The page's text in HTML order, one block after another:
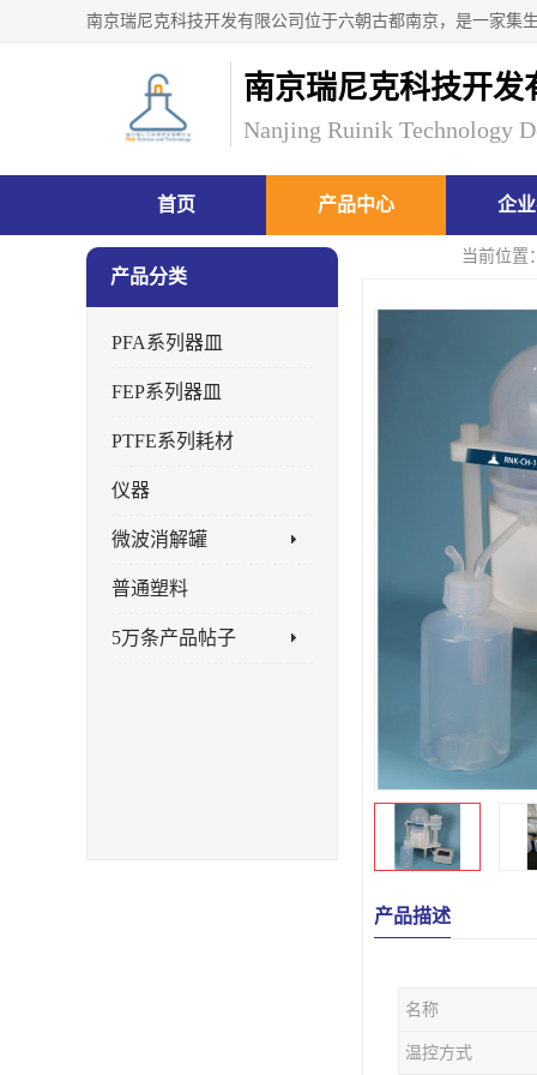
南京瑞尼克科技开发
Nanjing Ruinik Technology
首页 产品中心 企
当前位置
产品分类
PFA系列器皿
FEP系列器皿
PTFE系列耗材
仪器
微波消解罐
普通塑料
5万条产品帖子
产品描述
名称
温控方式